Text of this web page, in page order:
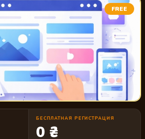
FREE
БЕСПЛАТНАЯ РЕГИСТРАЦИЯ
0 ₴